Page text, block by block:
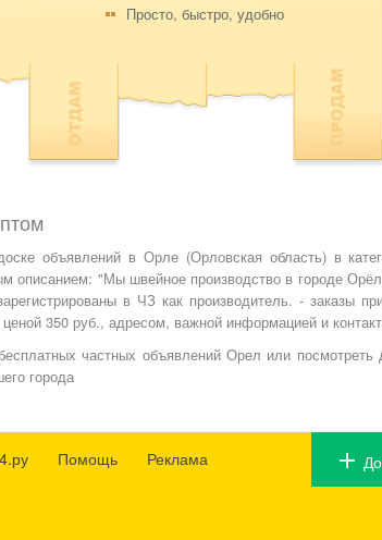
Просто, быстро, удобно
объявлений в Орле (Орловская область) в
описанием: "Мы швейное производство в городе
в ЧЗ как производитель. - заказы
350 руб., адресом, важной информацией и
частных объявлений Орел или посмотреть
города
Помощь Реклама